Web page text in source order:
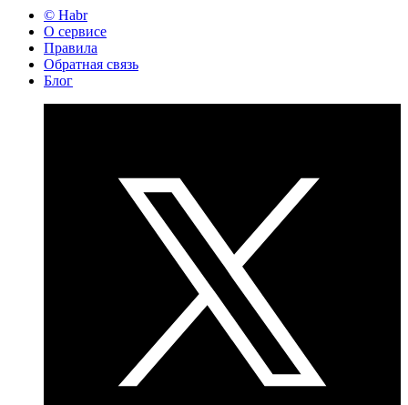
© Habr
О сервисе
Правила
Обратная связь
Блог